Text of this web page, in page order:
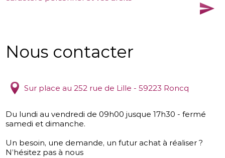
Nous contacter
Sur place au 252 rue de Lille - 59223 Roncq
Du lundi au vendredi de 09h00 jusque 17h30 - fermé
samedi et dimanche.
Un besoin, une demande, un futur achat à réaliser ?
N’hésitez pas à nous